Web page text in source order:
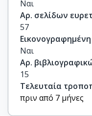
Ναι
Αρ. σελίδων
57
Εικονογραφημένη
Ναι
Αρ.
15
Τελευταία
πριν από 7 μήνες